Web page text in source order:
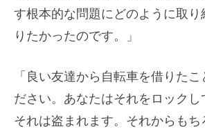
す根本的な問題にどのように取
りたかったのです。」
「良い友達から自転車を借りたこ
ださい。あなたはそれをロックし
それは盗まれます。それからも